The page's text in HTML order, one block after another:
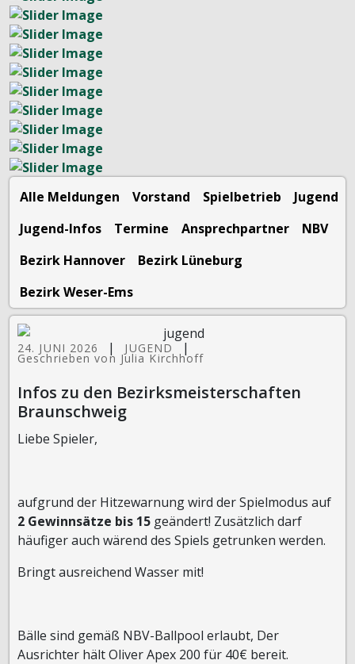
Alle Meldungen Vorstand Spielbetrieb
Jugend
Jugend-Infos
Termine Ansprechpartner
NBV
Bezirk Hannover
Bezirk Lüneburg
Bezirk Weser-Ems
24. JUNI 2026 | JUGEND |
Geschrieben von Julia Kirchhoff
Infos zu den Bezirksmeisterschaften
Braunschweig
Liebe Spieler,
aufgrund der Hitzewarnung wird der Spielmodus auf
2 Gewinnsätze bis 15 geändert! Zusätzlich darf
häufiger auch wärend des Spiels getrunken werden.
Bringt ausreichend Wasser mit!
Bälle sind gemäß NBV-Ballpool erlaubt, Der
Ausrichter hält Oliver Apex 200 für 40€ bereit.